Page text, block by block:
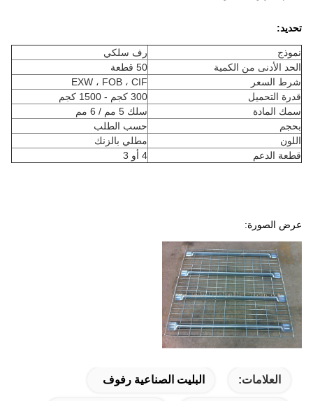
تحديد:
نموذج
رف سلكي
الحد الأدنى من الكمية
50 قطعة
شرط السعر
EXW ، FOB ، CIF
قدرة التحميل
300 كجم - 1500 كجم
سمك المادة
سلك 5 مم / 6 مم
بحجم
حسب الطلب
اللون
مطلي بالزنك
قطعة الدعم
4 أو 3
عرض الصورة:
العلامات: البليت الصناعية رفوف